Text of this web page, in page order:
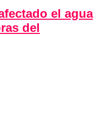
el agua
del